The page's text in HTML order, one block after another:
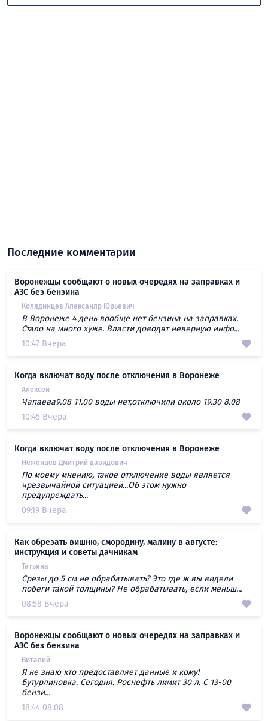
Последние комментарии
Воронежцы сообщают о новых очередях на заправках и
АЗС без бензина
Колядинцев Алексанлр Юрьевич
В Воронеже 4 день вообще нет бензина на заправках.
Стало на много хуже. Власти доводят неверную инфо...
10:47 Вчера
Когда включат воду после отключения в Воронеже
Алексей
Чапаева9.08 11.00 воды нет,отключили около 19.30 8.08
10:45 Вчера
Когда включат воду после отключения в Воронеже
Неженцев Дмитрий давидович
По моему мнению, такое отключение воды является
чрезвычайной ситуацией...Об этом нужно
предупреждать...
09:19 Вчера
Как обрезать вишню, смородину, малину в августе:
инструкция и советы дачникам
Татьяна
Срезы до 5 см не обрабатывать? Это где ж вы видели
побеги такой толщины? Не обрабатывать, если меньш...
08:58 Вчера
Воронежцы сообщают о новых очередях на заправках и
АЗС без бензина
Виталий
Я не знаю кто предоставляет данные и кому!
Бутурлиновка. Сегодня. Роснефть лимит 30 л. С 13-00
бензи...
18:44 08.08